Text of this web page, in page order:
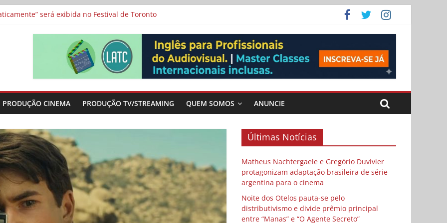
“Os Feiticeiros Inocentes” e filme-tributo de Wajda a Zbigniew Cybulski
protagonizam adaptação brasileira de série argentina para o cinema
e divide prêmio principal entre “Manas” e “O Agente Secreto”
metragens sobre envelhecimento criados a partir de histórias de vida
PRODUÇÃO CINEMA PRODUÇÃO TV/STREAMING QUEM SOMOS ANUNCIE
Últimas Notícias
Matheus Nachtergaele e Gregório Duvivier
protagonizam adaptação brasileira de série
argentina para o cinema
Noite dos Otelos pauta-se pelo
distributivismo e divide prêmio principal
entre “Manas” e “O Agente Secreto”